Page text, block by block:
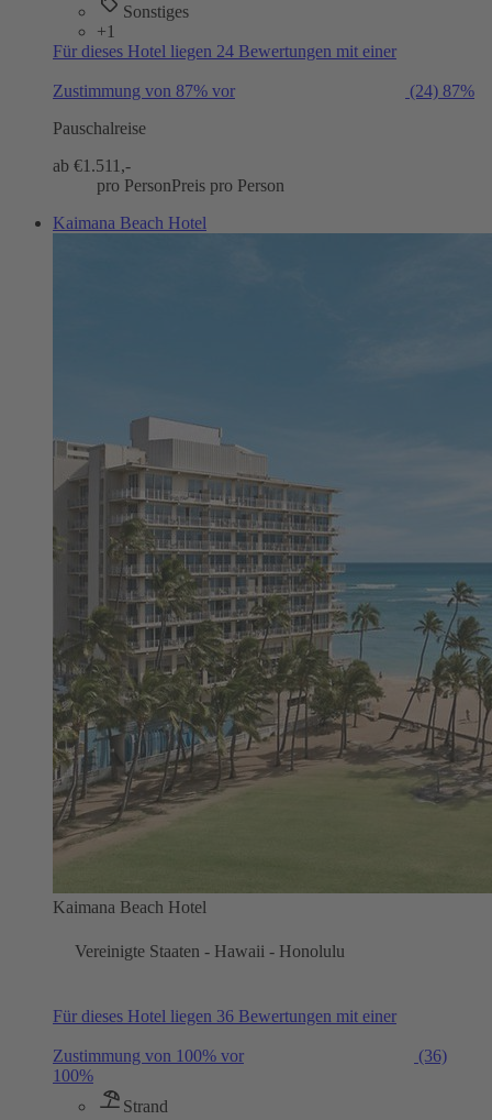
Sonstiges
+1
Für dieses Hotel liegen 24 Bewertungen mit einer
Zustimmung von 87% vor (24) 87%
Pauschalreise
ab €1.511,-
pro PersonPreis pro Person
Kaimana Beach Hotel
Kaimana Beach Hotel
Vereinigte Staaten - Hawaii - Honolulu
Für dieses Hotel liegen 36 Bewertungen mit einer
Zustimmung von 100% vor
(36)
100%
Strand